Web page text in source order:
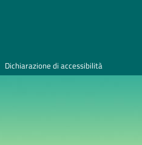
Dichiarazione di accessibilità